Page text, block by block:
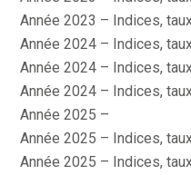
Année 2023 – Indices,
Année 2024 – Indices,
Année 2024 – Indices,
Année 2024 – Indices,
Année 2025 –
Année 2025 – Indices,
Année 2025 – Indices,